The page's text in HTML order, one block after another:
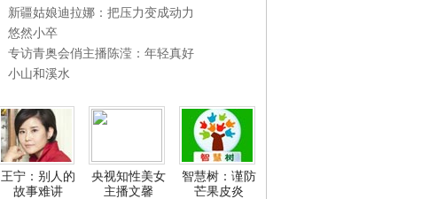
新疆姑娘迪拉娜：把压力变成动力
悠然小卒
专访青奥会俏主播陈滢：年轻真好
小山和溪水
王宁：别人的
故事难讲
央视知性美女
主播文馨
智慧树：谨防
芒果皮炎